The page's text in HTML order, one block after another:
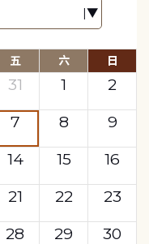
五 六 日
31 1
2
7 8
9
14 15
16
21 22
23
28 29
30